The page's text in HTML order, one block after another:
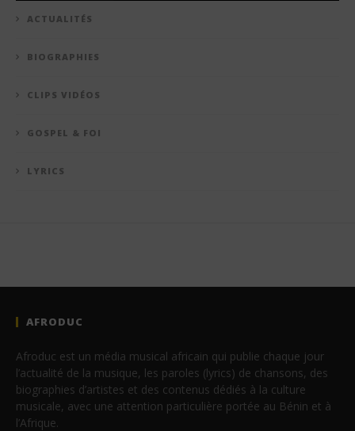
ACTUALITÉS
BIOGRAPHIES
CLIPS VIDÉOS
GOSPEL & FOI
LYRICS
AFRODUC
Afroduc est un média musical africain qui publie chaque jour
l’actualité de la musique, les paroles (lyrics) de chansons, des
biographies d’artistes et des contenus dédiés à la culture
musicale, avec une attention particulière portée au Bénin et à
l’Afrique.